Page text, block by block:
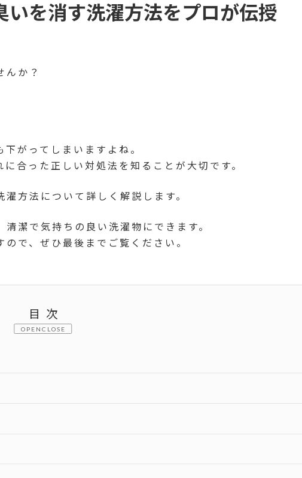
を消す洗濯方法をプロが伝授
んか？
がってしまいますよね。
合った正しい対処法を知ることが大切です。
方法について詳しく解説します。
潔で気持ちの良い洗濯物にできます。
で、ぜひ最後までご覧ください。
目次
CLOSE